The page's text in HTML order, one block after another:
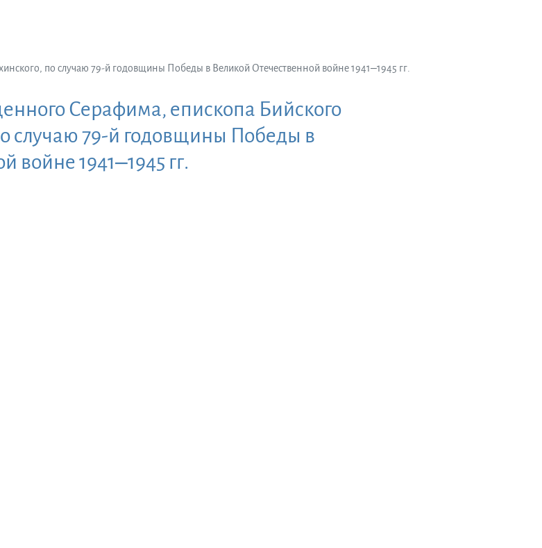
по случаю 79-й годовщины Победы в Великой Отечественной войне 1941‒1945 гг.
Серафима, епископа Бийского
случаю 79-й годовщины Победы в
войне 1941‒1945 гг.